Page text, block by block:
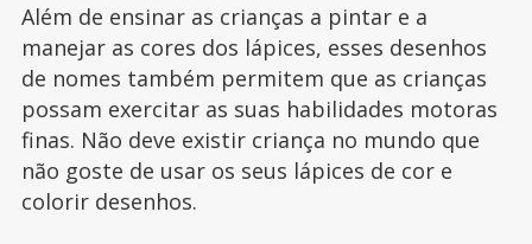
Além de ensinar as crianças a pintar e a
manejar as cores dos lápices, esses desenhos
de nomes também permitem que as crianças
possam exercitar as suas habilidades motoras
finas. Não deve existir criança no mundo que
não goste de usar os seus lápices de cor e
colorir desenhos.